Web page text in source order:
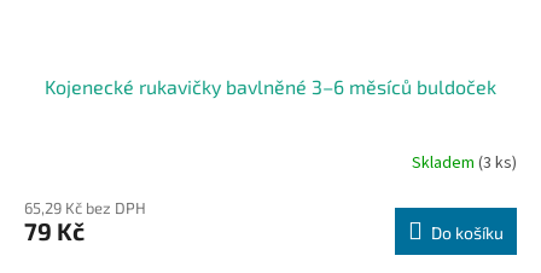
Kojenecké rukavičky bavlněné 3–6 měsíců buldoček
Skladem (3 ks)
65,29 Kč bez DPH
79 Kč Do košíku